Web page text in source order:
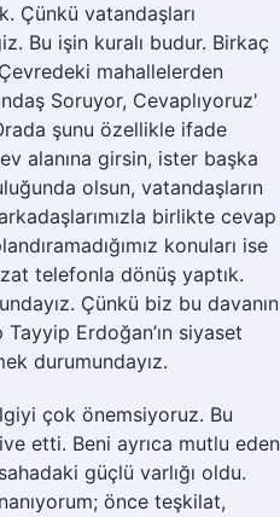
Çünkü vatandaşları
Bu işin kuralı budur. Birkaç
mahallelerden
Soruyor, Cevaplıyoruz'
şunu özellikle ifade
alanına girsin, ister başka
olsun, vatandaşların
birlikte cevap
konuları ise
telefonla dönüş yaptık.
Çünkü biz bu davanın
Tayyip Erdoğan’ın siyaset
durumundayız.
çok önemsiyoruz. Bu
etti. Beni ayrıca mutlu eden
güçlü varlığı oldu.
önce teşkilat,